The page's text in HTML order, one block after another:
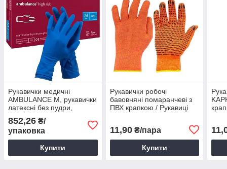
Рукавички медичні
AMBULANCE M, рукавички
латексні без пудри,
прибирання латексні
852,26 ₴/
упаковка
Купити
Рукавички робочі
бавовняні помаранчеві з
ПВХ крапкою / Рукавиці
11,90₴/пара
Купити